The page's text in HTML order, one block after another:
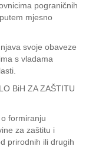
pograničnih
mjesno
svoje obaveze
s vladama
BiH ZA ZAŠTITU
formiranju
za zaštitu i
prirodnih ili drugih